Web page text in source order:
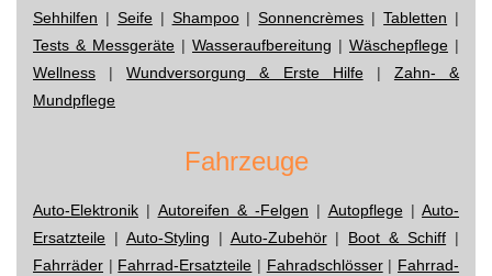
Sehhilfen | Seife| Shampoo|Sonnencrèmes |Tabletten |
Tests & Messgeräte | Wasseraufbereitung | Wäschepflege |
Wellness |Wundversorgung & Erste Hilfe| Zahn- &
Mundpflege
Fahrzeuge
Auto-Elektronik | Autoreifen & -Felgen | Autopflege| Auto-
Ersatzteile | Auto-Styling | Auto-Zubehör| Boot & Schiff |
Fahrräder | Fahrrad-Ersatzteile | Fahradschlösser| Fahrrad-